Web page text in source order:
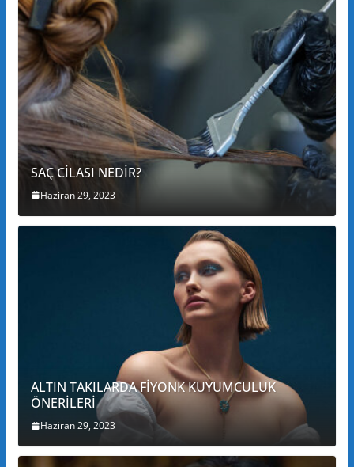
SAÇ CİLASI NEDİR?
Haziran 29, 2023
ALTIN TAKILARDA FİYONK KUYUMCULUK
ÖNERİLERİ
Haziran 29, 2023